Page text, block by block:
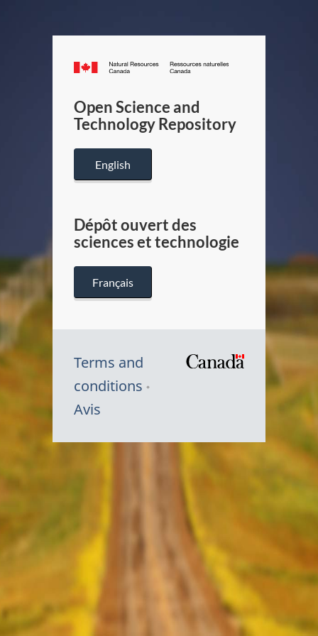
Canada.ca
/
Canada
Open Science and
Technology Repository
English
Dépôt ouvert des
sciences et technologie
Français
Terms and
conditions
Avis
Symbole
Canada